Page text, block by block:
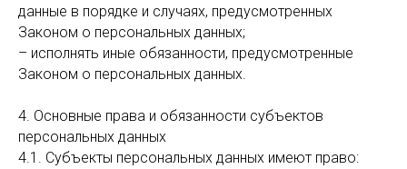
данные в порядке и случаях, предусмотренных
Законом о персональных данных;
– исполнять иные обязанности, предусмотренные
Законом о персональных данных.
4. Основные права и обязанности субъектов
персональных данных
4.1. Субъекты персональных данных имеют право: